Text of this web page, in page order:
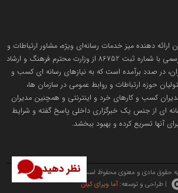
نظر دهید
دریا و نفت
رسانه گزارش خبر
ارائه دهنده میز خدمات رسانه‌ای ویژه، مشاور ارتباطات و
رسانه و دارنده مجوز رسانه رسمی با شماره ثبت 86752 از وزارت محترم فرهنگ و ارشاد
در صدد برآمده است که به نیازهای رسانه ای کسب و
حوزه ارتباطات و روابط عمومی در سازمان ها،
کسب و کارهای خرد و اینترنتی و همچنین مدیران
ای از جنس یک خبرگزاری داخلی پاسخ گفته و شرایط
آنها تسریع کرده و بهبود ببخشد.
حقوق مادی و معنوی محفوظ است.
| طراحی و توسعه: آما ویرای کیان